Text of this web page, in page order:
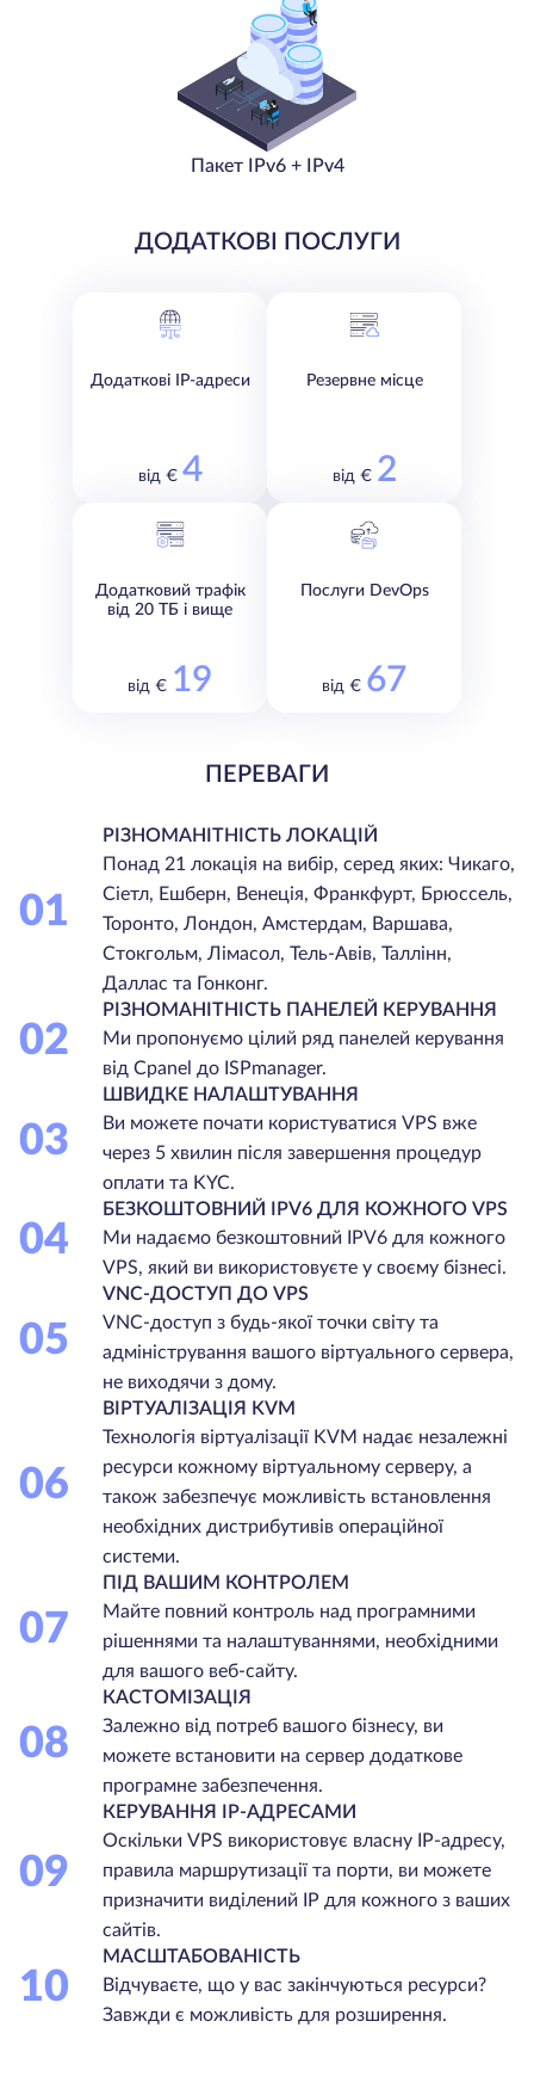
Пакет IPv6 + IPv4
ДОДАТКОВІ ПОСЛУГИ
Додаткові IP-адреси
від € 4
Резервне місце
від € 2
Додатковий трафік
від 20 ТБ і вище
від € 19
Послуги DevOps
від € 67
ПЕРЕВАГИ
01
РІЗНОМАНІТНІСТЬ ЛОКАЦІЙ
Понад 21 локація на вибір, серед яких: Чикаго,
Сіетл, Ешберн, Венеція, Франкфурт, Брюссель,
Торонто, Лондон, Амстердам, Варшава,
Стокгольм, Лімасол, Тель-Авів, Таллінн,
Даллас та Гонконг.
02
РІЗНОМАНІТНІСТЬ ПАНЕЛЕЙ КЕРУВАННЯ
Ми пропонуємо цілий ряд панелей керування
від Cpanel до ISPmanager.
03
ШВИДКЕ НАЛАШТУВАННЯ
Ви можете почати користуватися VPS вже
через 5 хвилин після завершення процедур
оплати та KYC.
04
БЕЗКОШТОВНИЙ IPV6 ДЛЯ КОЖНОГО VPS
Ми надаємо безкоштовний IPV6 для кожного
VPS, який ви використовуєте у своєму бізнесі.
05
VNC-ДОСТУП ДО VPS
VNC-доступ з будь-якої точки світу та
адміністрування вашого віртуального сервера,
не виходячи з дому.
06
ВІРТУАЛІЗАЦІЯ KVM
Технологія віртуалізації KVM надає незалежні
ресурси кожному віртуальному серверу, а
також забезпечує можливість встановлення
необхідних дистрибутивів операційної
системи.
07
ПІД ВАШИМ КОНТРОЛЕМ
Майте повний контроль над програмними
рішеннями та налаштуваннями, необхідними
для вашого веб-сайту.
08
КАСТОМІЗАЦІЯ
Залежно від потреб вашого бізнесу, ви
можете встановити на сервер додаткове
програмне забезпечення.
09
КЕРУВАННЯ IP-АДРЕСАМИ
Оскільки VPS використовує власну IP-адресу,
правила маршрутизації та порти, ви можете
призначити виділений IP для кожного з ваших
сайтів.
10
МАСШТАБОВАНІСТЬ
Відчуваєте, що у вас закінчуються ресурси?
Завжди є можливість для розширення.